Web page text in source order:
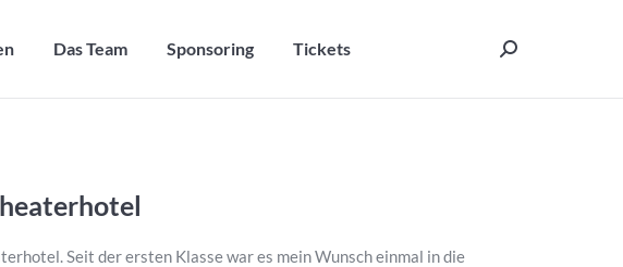
Das Team Sponsoring Tickets Search:
Seit der ersten Klasse war es mein Wunsch einmal in die
Das Team Sponsoring Tickets Search: